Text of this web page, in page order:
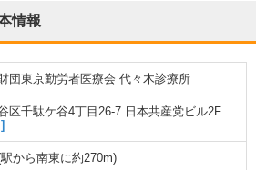
情報
団東京勤労者医療会 代々木診療所
区千駄ケ谷4丁目26-7 日本共産党ビル2F
から南東に約270m)